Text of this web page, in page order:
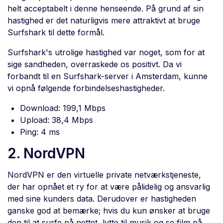
helt acceptabelt i denne henseende. På grund af sin
hastighed er det naturligvis mere attraktivt at bruge
Surfshark til dette formål.
Surfshark's utrolige hastighed var noget, som for at
sige sandheden, overraskede os positivt. Da vi
forbandt til en Surfshark-server i Amsterdam, kunne
vi opnå følgende forbindelseshastigheder.
Download: 199,1 Mbps
Upload: 38,4 Mbps
Ping: 4 ms
2. NordVPN
NordVPN er den virtuelle private netværkstjeneste,
der har opnået et ry for at være pålidelig og ansvarlig
med sine kunders data. Derudover er hastigheden
ganske god at bemærke; hvis du kun ønsker at bruge